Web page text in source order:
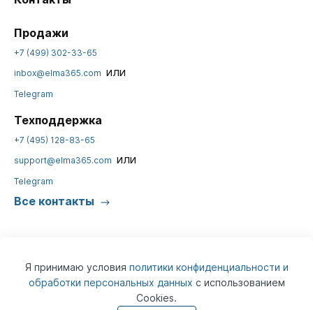
Я принимаю условия политики конфиденциальности и
обработки персональных данных с использованием
Cookies.
Продажи
+7 (499) 302-33-65
inbox@elma365.com или
Telegram
Техподдержка
+7 (495) 128-83-65
support@elma365.com или
Telegram
Все контакты